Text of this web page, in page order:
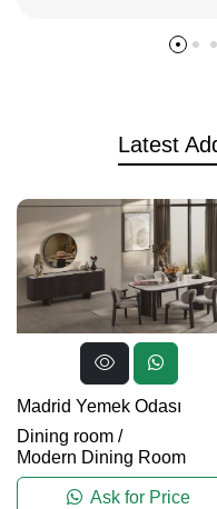
Latest
Madrid Yemek Odası
Dining room /
Modern Dining Room
Ask for Price